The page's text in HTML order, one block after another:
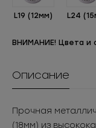
L19 (12мм) L24
ВНИМАНИЕ! Цвета и
Описание
Прочная
(18мм) из